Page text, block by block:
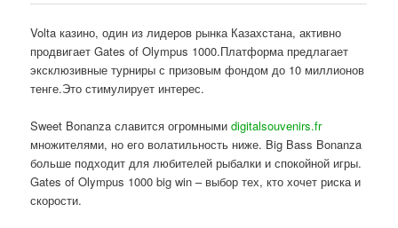
Volta казино, один из лидеров рынка Казахстана, активно
продвигает Gates of Olympus 1000.Платформа предлагает
эксклюзивные турниры с призовым фондом до 10 миллионов
тенге.Это стимулирует интерес.
Sweet Bonanza славится огромнымиdigitalsouvenirs.fr
множителями, но его волатильность ниже. Big Bass Bonanza
больше подходит для любителей рыбалки и спокойной игры.
Gates of Olympus 1000 big win – выбор тех, кто хочет риска и
скорости.